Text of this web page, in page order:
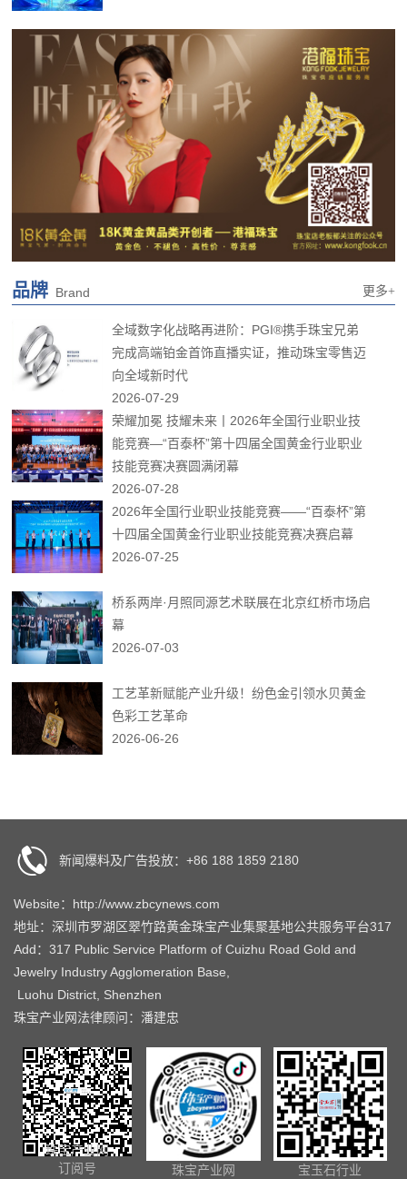
品牌 Brand 更多+
全域数字化战略再进阶：PGI®携手珠宝兄弟
完成高端铂金首饰直播实证，推动珠宝零售迈
向全域新时代
2026-07-29
荣耀加冕 技耀未来丨2026年全国行业职业技
能竞赛—“百泰杯”第十四届全国黄金行业职业
技能竞赛决赛圆满闭幕
2026-07-28
2026年全国行业职业技能竞赛——“百泰杯”第
十四届全国黄金行业职业技能竞赛决赛启幕
2026-07-25
桥系两岸·月照同源艺术联展在北京红桥市场启
幕
2026-07-03
工艺革新赋能产业升级！纷色金引领水贝黄金
色彩工艺革命
2026-06-26
新闻爆料及广告投放：+86 188 1859 2180
Website：http://www.zbcynews.com
地址：深圳市罗湖区翠竹路黄金珠宝产业集聚基地公共服务平台317
Add：317 Public Service Platform of Cuizhu Road Gold and
Jewelry Industry Agglomeration Base,
Luohu District, Shenzhen
珠宝产业网法律顾问：潘建忠
珠宝产业网
订阅号
珠宝产业网 宝玉石行业